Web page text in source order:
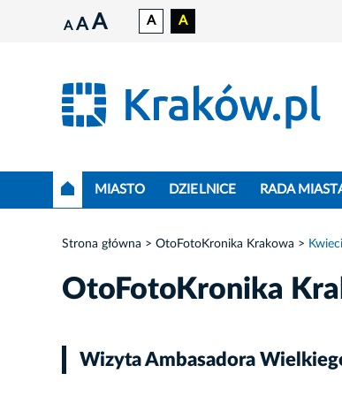
A A A A A
MIASTO DZIELNICE RADA
Strona główna OtoFotoKronika Krakowa
OtoFotoKronika
Wizyta Ambasadora